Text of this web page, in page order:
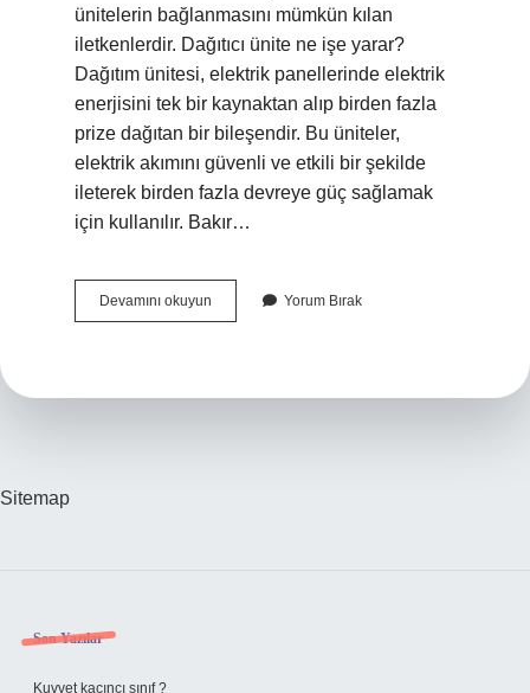
ünitelerin bağlanmasını mümkün kılan
iletkenlerdir. Dağıtıcı ünite ne işe yarar?
Dağıtım ünitesi, elektrik panellerinde elektrik
enerjisini tek bir kaynaktan alıp birden fazla
prize dağıtan bir bileşendir. Bu üniteler,
elektrik akımını güvenli ve etkili bir şekilde
ileterek birden fazla devreye güç sağlamak
için kullanılır. Bakır…
Devamını okuyun
Bara
Yorum Bırak
Sitemap
Sidebar
Son Yazılar
Kuvvet kaçıncı sınıf ?